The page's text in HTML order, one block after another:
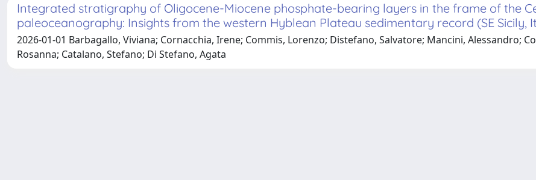
Integrated stratigraphy of Oligocene-Miocene phosphate-bearing layers in the frame of the
paleoceanography: Insights from the western Hyblean Plateau sedimentary record (SE Sicily,
2026-01-01 Barbagallo, Viviana; Cornacchia, Irene; Commis, Lorenzo; Distefano, Salvatore; Mancini, Alessandro;
Rosanna; Catalano, Stefano; Di Stefano, Agata